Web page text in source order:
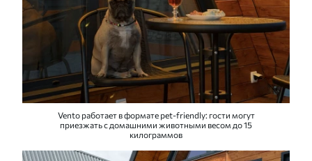
Vento работает в формате pet-friendly: гости могут
приезжать с домашними животными весом до 15
килограммов